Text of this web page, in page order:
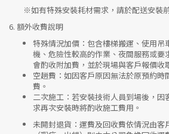
※如有特殊安裝耗材需求，請於配送安裝
6. 額外收費說明
特殊情況加價 ：包含樓梯搬運、使用
機、危險性較高的作業、夜間服務或要
會酌收附加費，並於現場與客戶報價收
空趟費 ：如因客戶原因無法於原預約
費。
二次施工 ：若安裝技術人員到場後，
求再次安裝時將酌收施工費用。
未開封退貨 ：運費及回收費依情況由